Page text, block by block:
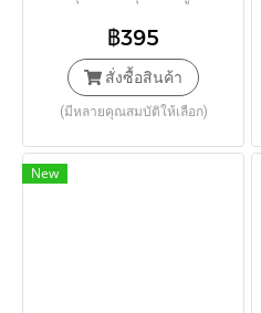
ให้คุณนำไปใช้เปลี่ยนแปลง
ตนเองได้ทันที
฿395
สั่งซื้อสินค้า
(มีหลายคุณสมบัติให้เลือก)
New